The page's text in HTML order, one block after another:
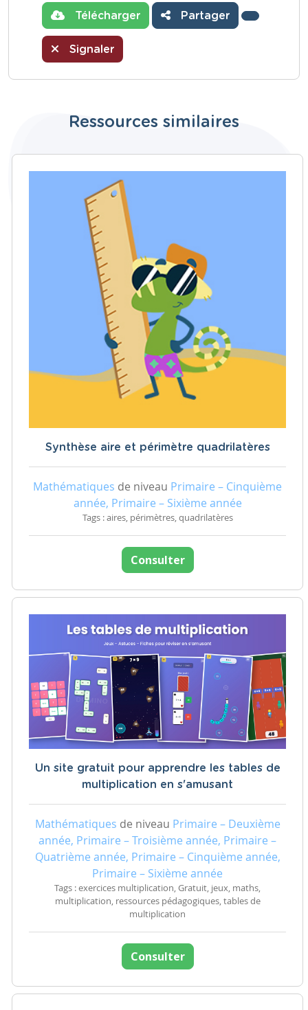
Télécharger Partager
Signaler
Ressources similaires
Synthèse aire et périmètre quadrilatères
Mathématiques de niveau Primaire – Cinquième
année, Primaire – Sixième année
Tags : aires, périmètres, quadrilatères
Consulter
Un site gratuit pour apprendre les tables de
multiplication en s'amusant
Mathématiques de niveau Primaire – Deuxième
année, Primaire – Troisième année, Primaire –
Quatrième année, Primaire – Cinquième année,
Primaire – Sixième année
Tags : exercices multiplication, Gratuit, jeux, maths,
multiplication, ressources pédagogiques, tables de
multiplication
Consulter